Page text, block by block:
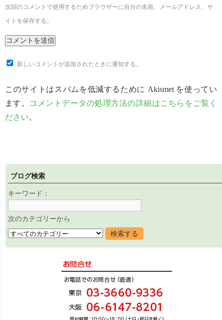
次回のコメントで使用するためブラウザーに自分の名前、メールアドレス、サ
イトを保存する。
新しいコメントが追加されたときに通知する。
このサイトはスパムを低減するために Akismet を使ってい
ます。 コメントデータの処理方法の詳細はこちらをご覧く
ださい。
ブログ検索
キーワード：
次のカテゴリーから